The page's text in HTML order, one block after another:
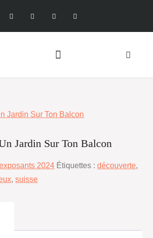
Jardin Sur Ton Balcon
2024 Étiquettes :découverte,
,suisse